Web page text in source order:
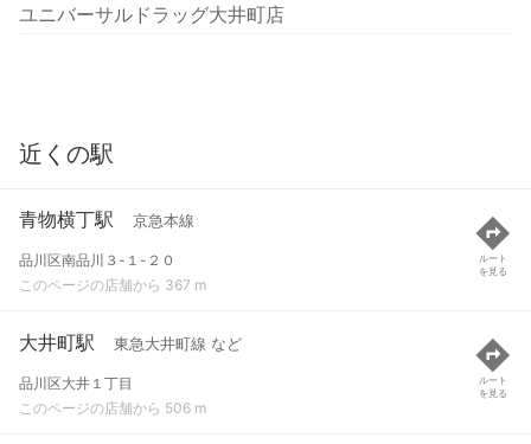
ユニバーサルドラッグ大井町店
近くの駅
青物横丁駅 京急本線
品川区南品川３-１-２０
このページの店舗から 367 m
ルート
を見る
大井町駅 東急大井町線 など
品川区大井１丁目
このページの店舗から 506 m
ルート
を見る